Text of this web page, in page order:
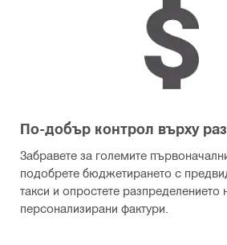
По-добър контрол върху
Забравете за големите
подобрете бюджетирането с
такси и опростете разпределението
персонализирани фактури.